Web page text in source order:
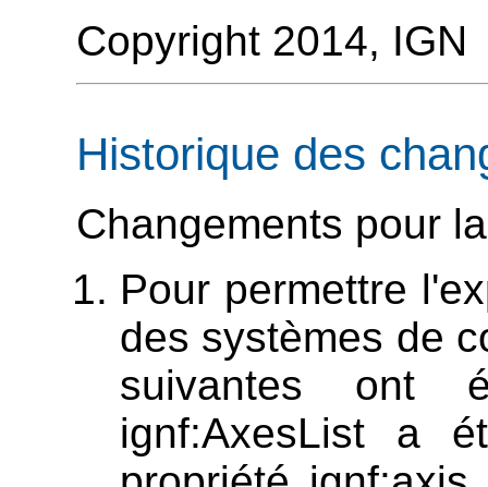
Copyright 2014, IGN
Historique des
Changements pour
Pour permettre
des systèmes de
suivantes ont
ignf:AxesList a